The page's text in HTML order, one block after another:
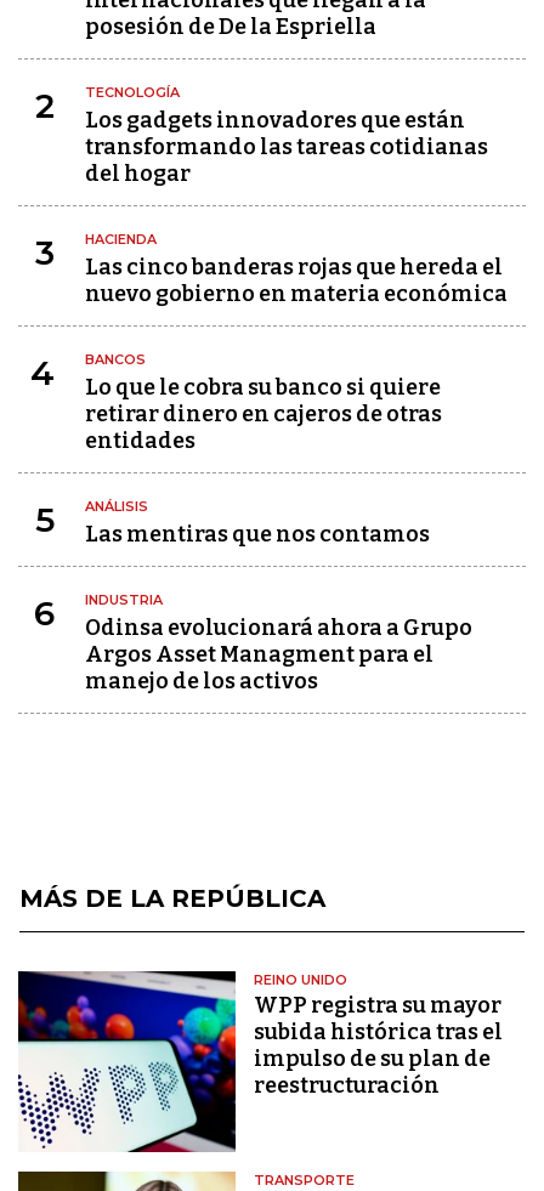
posesión de De la Espriella
2 TECNOLOGÍA
Los gadgets innovadores que están
transformando las tareas cotidianas
del hogar
3 HACIENDA
Las cinco banderas rojas que hereda el
nuevo gobierno en materia económica
4 BANCOS
Lo que le cobra su banco si quiere
retirar dinero en cajeros de otras
entidades
5 ANÁLISIS
Las mentiras que nos contamos
6 INDUSTRIA
Odinsa evolucionará ahora a Grupo
Argos Asset Managment para el
manejo de los activos
MÁS DE LA REPÚBLICA
REINO UNIDO
WPP registra su mayor
subida histórica tras el
impulso de su plan de
reestructuración
TRANSPORTE